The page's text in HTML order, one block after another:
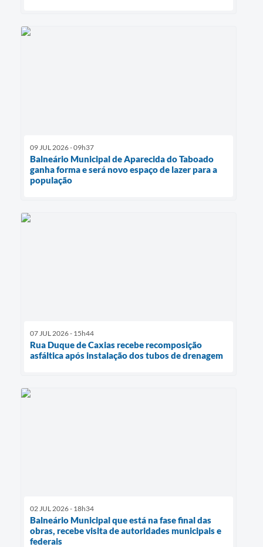
09 JUL 2026 - 09h37
Balneário Municipal de Aparecida do Taboado
ganha forma e será novo espaço de lazer para a
população
07 JUL 2026 - 15h44
Rua Duque de Caxias recebe recomposição
asfáltica após instalação dos tubos de drenagem
02 JUL 2026 - 18h34
Balneário Municipal que está na fase final das
obras, recebe visita de autoridades municipais e
federais